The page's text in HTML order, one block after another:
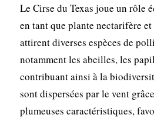
Le Cirse du Texas joue un rôle
en tant que plante nectarifère
attirent diverses espèces de
notamment les abeilles, les
contribuant ainsi à la
sont dispersées par le vent
plumeuses caractéristiques,